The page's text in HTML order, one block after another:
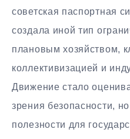
советская паспортная
создала иной тип
плановым хозяйством,
коллективизацией и
Движение стало
зрения безопасности,
полезности для